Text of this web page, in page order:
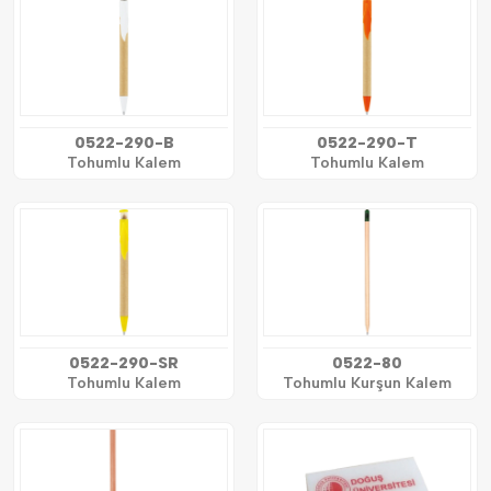
0522-290-B
Tohumlu Kalem
0522-290-T
Tohumlu Kalem
0522-290-SR
Tohumlu Kalem
0522-80
Tohumlu Kurşun Kalem